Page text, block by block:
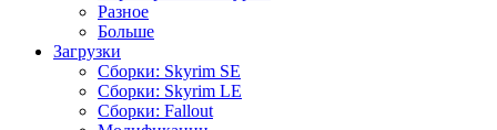
Разное
Больше
Загрузки
Сборки: Skyrim SE
Сборки: Skyrim LE
Сборки: Fallout